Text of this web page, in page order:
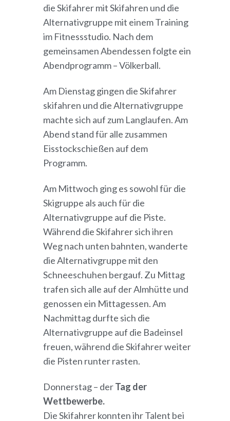
die Skifahrer mit Skifahren und die
Alternativgruppe mit einem Training
im Fitnessstudio. Nach dem
gemeinsamen Abendessen folgte ein
Abendprogramm – Völkerball.
Am Dienstag gingen die Skifahrer
skifahren und die Alternativgruppe
machte sich auf zum Langlaufen. Am
Abend stand für alle zusammen
Eisstockschießen auf dem
Programm.
Am Mittwoch ging es sowohl für die
Skigruppe als auch für die
Alternativgruppe auf die Piste.
Während die Skifahrer sich ihren
Weg nach unten bahnten, wanderte
die Alternativgruppe mit den
Schneeschuhen bergauf. Zu Mittag
trafen sich alle auf der Almhütte und
genossen ein Mittagessen. Am
Nachmittag durfte sich die
Alternativgruppe auf die Badeinsel
freuen, während die Skifahrer weiter
die Pisten runter rasten.
Donnerstag – derTag der
Wettbewerbe.
Die Skifahrer konnten ihr Talent bei